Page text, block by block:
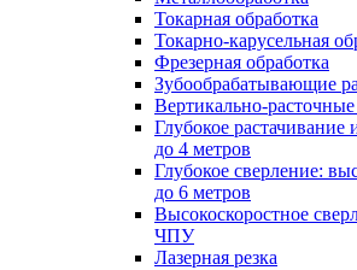
Токарная обработка
Токарно-карусельная
Фрезерная обработка
Зубообрабатывающие
Вертикально-
Глубокое растачивание
до 4 метров
Глубокое сверление:
до 6 метров
Высокоскоростное
ЧПУ
Лазерная резка